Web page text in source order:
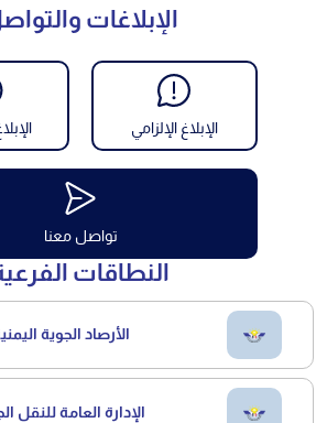
الإبلاغات
الإبلاغ الإلزامي
تواصل معنا
النطاقات
الأرصاد الجوية
الإدارة العامة للنقل